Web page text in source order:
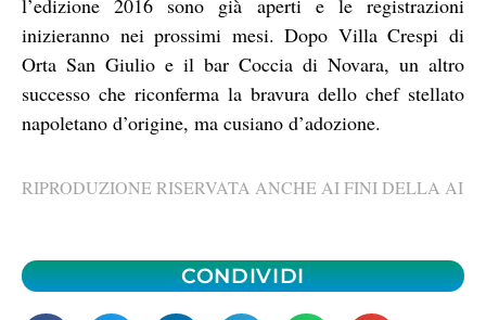
l’edizione 2016 sono già aperti e le registrazioni
inizieranno nei prossimi mesi. Dopo Villa Crespi di
Orta San Giulio e il bar Coccia di Novara, un altro
successo che riconferma la bravura dello chef stellato
napoletano d’origine, ma cusiano d’adozione.
RIPRODUZIONE RISERVATA ANCHE AI FINI DELLA AI
CONDIVIDI